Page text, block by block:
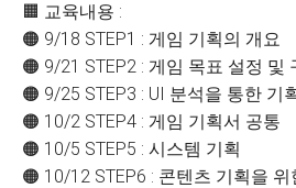
🟧 교육내용 :
🟠 9/18 STEP1 : 게임 기획의 개요
🟠 9/21 STEP2 : 게임 목표 설정 및
🟠 9/25 STEP3 : UI 분석을 통한 기
🟠 10/2 STEP4 : 게임 기획서 공통
🟠 10/5 STEP5 : 시스템 기획
🟠 10/12 STEP6 : 콘텐츠 기획을